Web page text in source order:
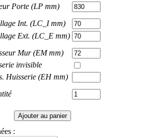
Porte (LP mm)
Int. (LC_I mm)
Ext. (LC_E mm)
Mur (EM mm)
invisible
Huisserie (EH mm)
: